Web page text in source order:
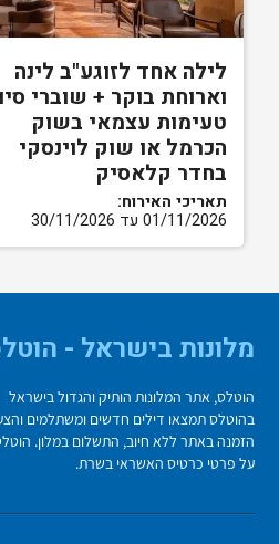
לילה אחד לזוגע"ב לינה
וארוחת בוקר + שוברי
טעימות עצמאי בשוק
הכרמל או שוק לוינסקי
בחדר קלאסיק
תאריכי האירוח:
01/11/2026 עד 30/11/2026
מלונות בישראל -
הוטלס, אתר המלונות הותיק והגדול בישראל
בהוטלס תמצאו דילים חדשים ומשתלמים
על פרטי כרטיס האשראי בשרת.